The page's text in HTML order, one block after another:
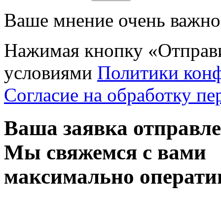
Ваше мнение очень
Нажимая кнопку
условиями Политики
Согласие на обработку
Ваша заявка
Мы свяжемся с вами
максимально